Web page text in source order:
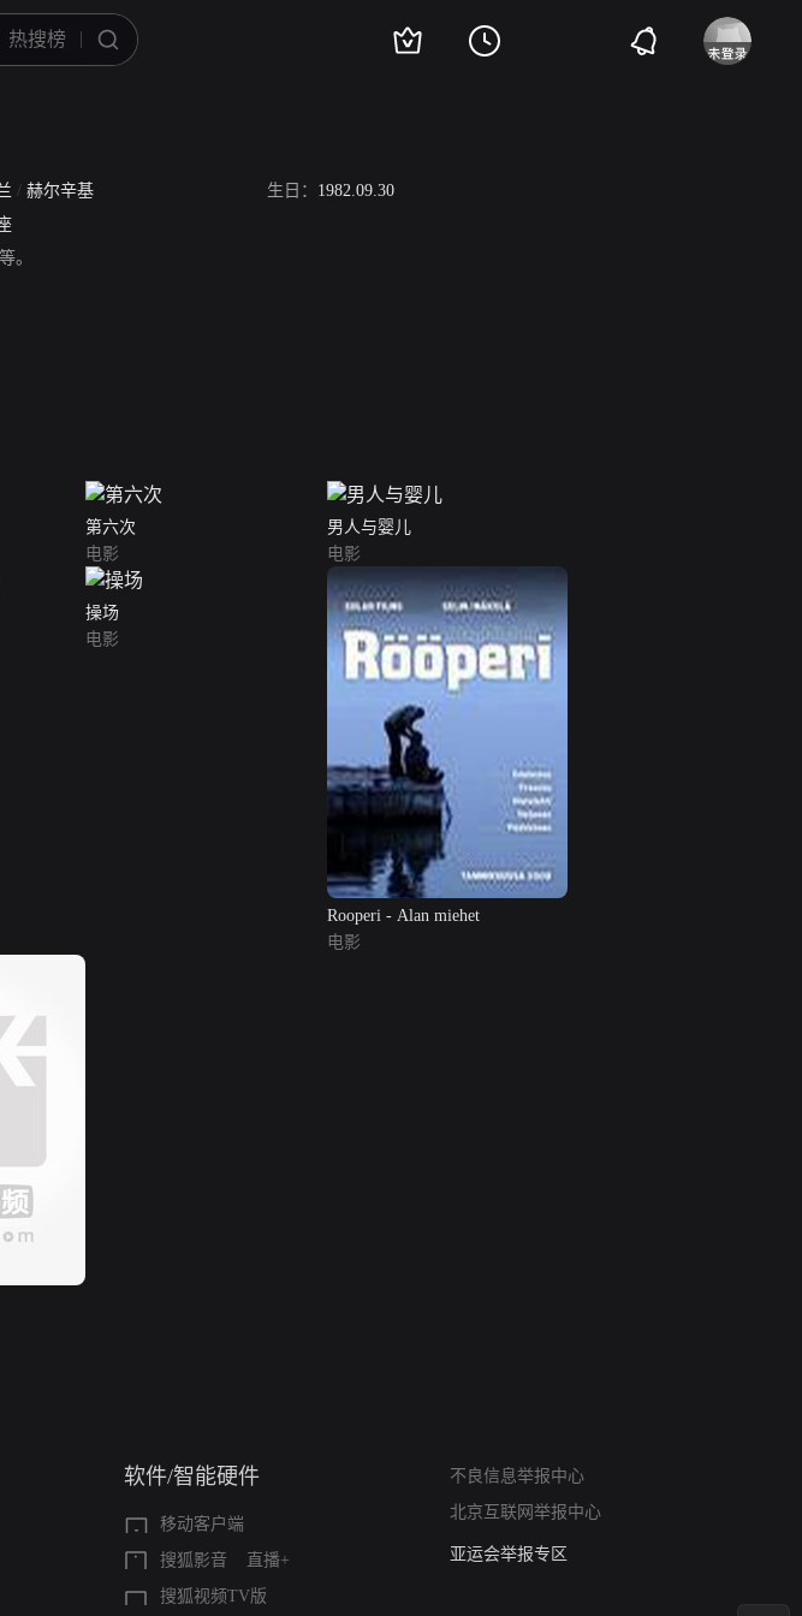
/ 赫尔辛基 生日： 1982.09.30
。
第六次
电影
男人与婴儿
电影
操场
电影
Rooperi - Alan miehet
电影
软件/智能硬件
移动客户端
搜狐影音
直播+
搜狐视频TV版
不良信息举报中心
北京互联网举报中心
算法推荐专项举报
亚运会举报专区